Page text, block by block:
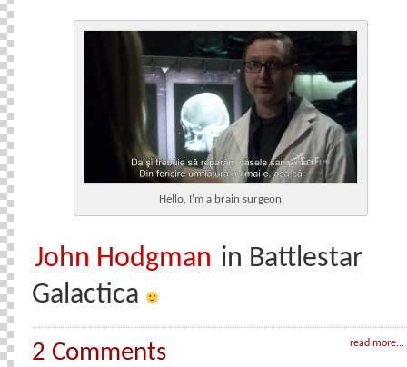
Hello, I'm a brain surgeon
John Hodgman in Battlestar
Galactica
read more...
2 Comments